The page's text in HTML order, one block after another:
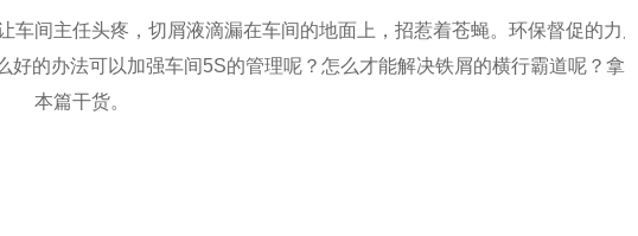
车间主任头疼，切屑液滴漏在车间的地面上，招惹着苍蝇。环保督促的力
好的办法可以加强车间5S的管理呢？怎么才能解决铁屑的横行霸道呢？拿
本篇干货。